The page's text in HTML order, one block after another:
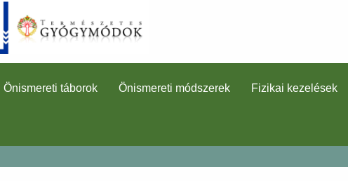
Önismereti táborok Önismereti módszerek Fizikai kezelések